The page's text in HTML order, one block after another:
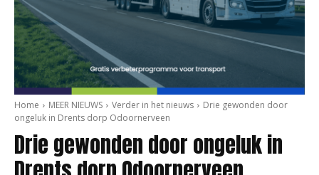
Home MEER NIEUWS Verder in het nieuws
Drie gewonden door
ongeluk in Drents dorp Odoornerveen
Drie gewonden door ongeluk in